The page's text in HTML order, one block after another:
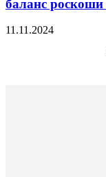
баланс роскоши
11.11.2024